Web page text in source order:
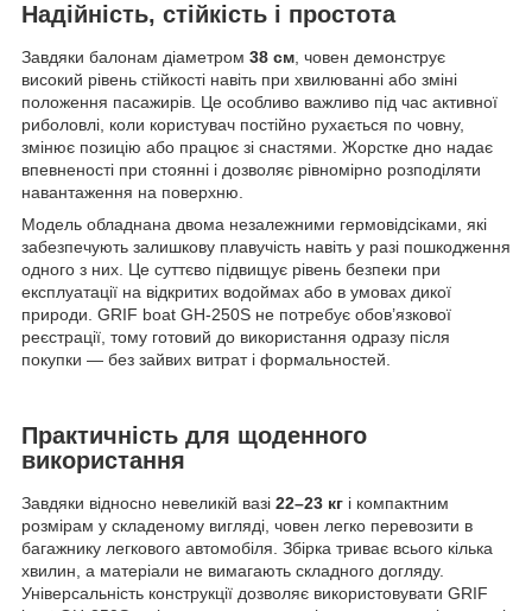
Надійність, стійкість і простота
Завдяки балонам діаметром 38 см , човен демонструє
високий рівень стійкості навіть при хвилюванні або зміні
положення пасажирів. Це особливо важливо під час активної
риболовлі, коли користувач постійно рухається по човну,
змінює позицію або працює зі снастями. Жорстке дно надає
впевненості при стоянні і дозволяє рівномірно розподіляти
навантаження на поверхню.
Модель обладнана двома незалежними гермовідсіками, які
забезпечують залишкову плавучість навіть у разі пошкодження
одного з них. Це суттєво підвищує рівень безпеки при
експлуатації на відкритих водоймах або в умовах дикої
природи. GRIF boat GH-250S не потребує обов’язкової
реєстрації, тому готовий до використання одразу після
покупки — без зайвих витрат і формальностей.
Практичність для щоденного
використання
Завдяки відносно невеликій вазі 22–23 кг і компактним
розмірам у складеному вигляді, човен легко перевозити в
багажнику легкового автомобіля. Збірка триває всього кілька
хвилин, а матеріали не вимагають складного догляду.
Універсальність конструкції дозволяє використовувати GRIF